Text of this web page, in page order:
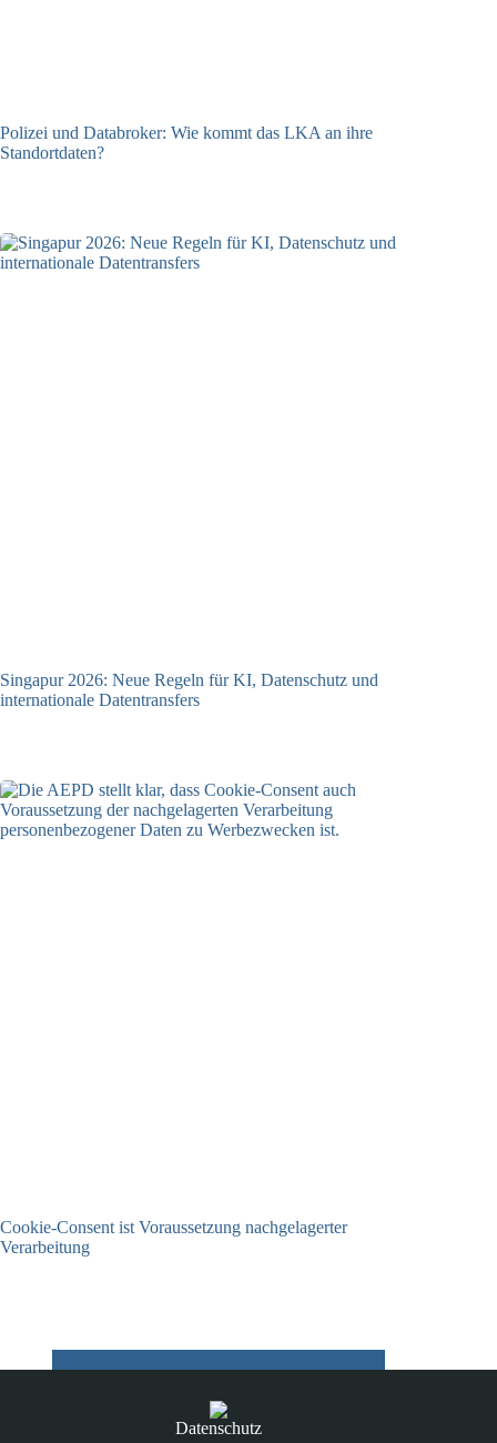
Polizei und Databroker: Wie kommt das LKA an ihre
Standortdaten?
Singapur 2026: Neue Regeln für KI, Datenschutz und
internationale Datentransfers
Cookie-Consent ist Voraussetzung nachgelagerter
Verarbeitung
Datenschutz